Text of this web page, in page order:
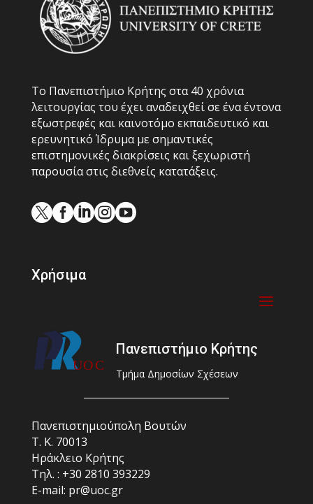
Το Πανεπιστήμιο Κρήτης στα 40 χρόνια
λειτουργίας του έχει αναδειχθεί σε ένα έντονα
εξωστρεφές και καινοτόμο εκπαιδευτικό και
ερευνητικό Ίδρυμα με σημαντικές
επιστημονικές διακρίσεις και ξεχωριστή
παρουσία στις διεθνείς κατατάξεις.

Χρήσιμα
Πανεπιστήμιο Κρήτης
Τμήμα Δημοσίων Σχέσεων
Πανεπιστημιούπολη Βουτών
Τ. Κ. 70013
Ηράκλειο Κρήτης
Τηλ. : +30 2810 393229
E-mail: pr@uoc.gr